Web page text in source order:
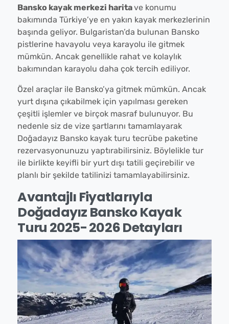
Bansko kayak merkezi haritave konumu
bakımında Türkiye’ye en yakın kayak merkezlerinin
başında geliyor. Bulgaristan’da bulunan Bansko
pistlerine havayolu veya karayolu ile gitmek
mümkün. Ancak genellikle rahat ve kolaylık
bakımından karayolu daha çok tercih ediliyor.
Özel araçlar ile Bansko’ya gitmek mümkün. Ancak
yurt dışına çıkabilmek için yapılması gereken
çeşitli işlemler ve birçok masraf bulunuyor. Bu
nedenle siz de vize şartlarını tamamlayarak
Doğadayız Bansko kayak turu tecrübe paketine
rezervasyonunuzu yaptırabilirsiniz. Böylelikle tur
ile birlikte keyifli bir yurt dışı tatili geçirebilir ve
planlı bir şekilde tatilinizi tamamlayabilirsiniz.
Avantajlı Fiyatlarıyla
Doğadayız Bansko Kayak
Turu 2025- 2026 Detayları